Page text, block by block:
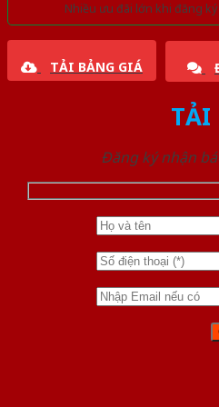
Nhiều ưu đãi lớn khi đăng
TẢI BẢNG GIÁ
TẢI
Đăng ký nhận